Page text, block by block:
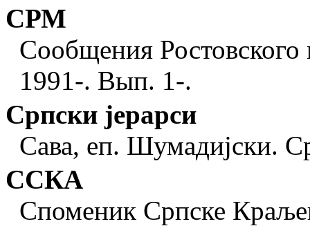
СРМ
Сообщения Ростовского
1991-. Вып. 1-.
Српски jерарси
Сава, еп. Шумадиjски.
ССКА
Споменик Српске